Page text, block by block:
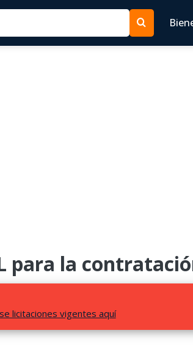
para la
licitaciones vigentes aquí